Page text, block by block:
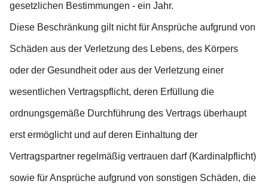
gesetzlichen Bestimmungen - ein Jahr.
Diese Beschränkung gilt nicht für Ansprüche aufgrund von
Schäden aus der Verletzung des Lebens, des Körpers
oder der Gesundheit oder aus der Verletzung einer
wesentlichen Vertragspflicht, deren Erfüllung die
ordnungsgemäße Durchführung des Vertrags überhaupt
erst ermöglicht und auf deren Einhaltung der
Vertragspartner regelmäßig vertrauen darf (Kardinalpflicht)
sowie für Ansprüche aufgrund von sonstigen Schäden, die